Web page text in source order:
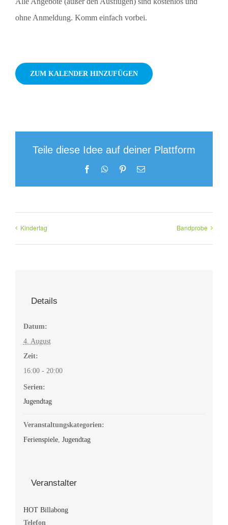
ohne Anmeldung. Komm einfach vorbei.
ZUM KALENDER HINZUFÜGEN
Teile diese Idee auf deiner Plattform
FacebookWhatsApp
Pinterest
E-
Kindertag Bandprobe
Details
Datum:
4. August
Zeit:
16:00 - 20:00
Serien:
Jugendtag
Veranstaltungskategorien:
Ferienspiele, Jugendtag
Veranstalter
HOT Billabong
Telefon